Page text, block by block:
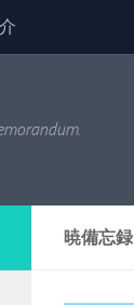
暁備忘録